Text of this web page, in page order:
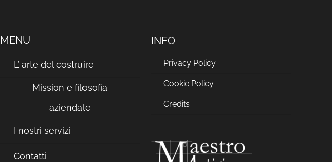
MENU
L’ arte del costruire
Mission e filosofia
aziendale
I nostri servizi
Contatti
INFO
Privacy Policy
Cookie Policy
Credits